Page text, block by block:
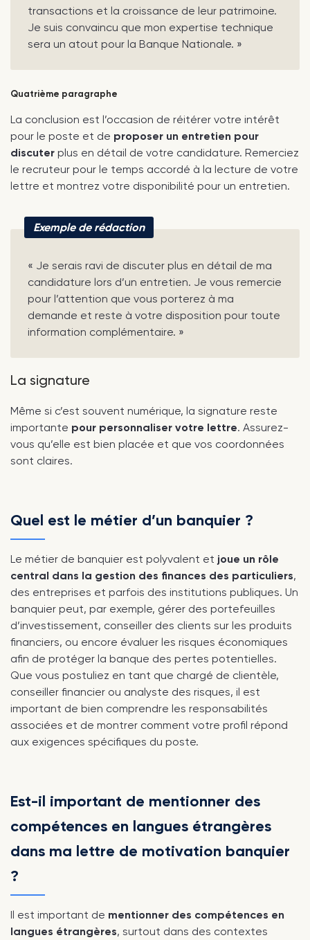
transactions et la croissance de leur patrimoine.
Je suis convaincu que mon expertise technique
sera un atout pour la Banque Nationale. »
Quatrième paragraphe
La conclusion est l’occasion de réitérer votre intérêt
pour le poste et de proposer un entretien pour
discuter plus en détail de votre candidature. Remerciez
le recruteur pour le temps accordé à la lecture de votre
lettre et montrez votre disponibilité pour un entretien.
Exemple de rédaction
« Je serais ravi de discuter plus en détail de ma
candidature lors d’un entretien. Je vous remercie
pour l’attention que vous porterez à ma
demande et reste à votre disposition pour toute
information complémentaire. »
La signature
Même si c’est souvent numérique, la signature reste
importante pour personnaliser votre lettre. Assurez-
vous qu’elle est bien placée et que vos coordonnées
sont claires.
Quel est le métier d’un banquier ?
Le métier de banquier est polyvalent et joue un rôle
central dans la gestion des finances des particuliers,
des entreprises et parfois des institutions publiques. Un
banquier peut, par exemple, gérer des portefeuilles
d’investissement, conseiller des clients sur les produits
financiers, ou encore évaluer les risques économiques
afin de protéger la banque des pertes potentielles.
Que vous postuliez en tant que chargé de clientèle,
conseiller financier ou analyste des risques, il est
important de bien comprendre les responsabilités
associées et de montrer comment votre profil répond
aux exigences spécifiques du poste.
Est-il important de mentionner des
compétences en langues étrangères
dans ma lettre de motivation banquier
?
Il est important de mentionner des compétences en
langues étrangères, surtout dans des contextes